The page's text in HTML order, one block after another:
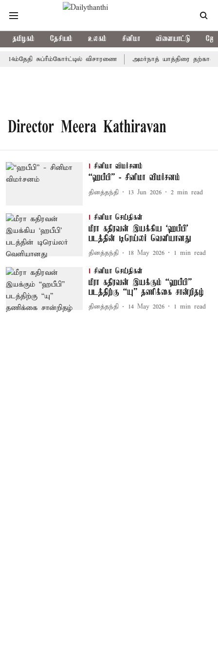
தமிழகம் தேசியம் உலகம் சினிமா விளையாட்டு
சுப்ரீம்கோர்ட்டில் விசாரணை அமர்நாத் யாத்திரை
Director Meera Kathiravan
சினிமா விமர்சனம்
“ஹபீபி” - சினிமா விமர்சனம்
தினத்தந்தி 13 Jun 2026 2 min read
சினிமா செய்திகள்
மீரா கதிரவன் இயக்கிய ‘ஹபீபி'
படத்தின் டிரெய்லர் வெளியானது
தினத்தந்தி 18 May 2026 1 min read
சினிமா செய்திகள்
மீரா கதிரவன் இயக்கும் “ஹபீபி”
படத்திற்கு “யு” தணிக்கை சான்றிதழ்
தினத்தந்தி 14 May 2026 1 min read